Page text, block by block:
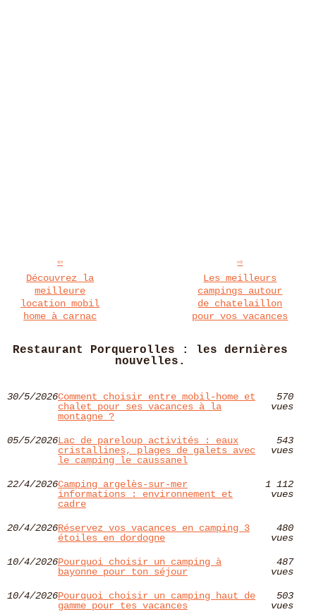
Découvrez la
meilleure
location mobil
home à carnac
Les meilleurs
campings autour
de chatelaillon
pour vos vacances
Restaurant Porquerolles : les dernières
nouvelles.
30/5/2026Comment choisir entre mobil-home et
chalet pour ses vacances à la
montagne ?
570
vues
05/5/2026Lac de pareloup activités : eaux
cristallines, plages de galets avec
le camping le caussanel
543
vues
22/4/2026Camping argelès-sur-mer
informations : environnement et
cadre
1 112
vues
20/4/2026Réservez vos vacances en camping 3
étoiles en dordogne
480
vues
10/4/2026Pourquoi choisir un camping à
bayonne pour ton séjour
487
vues
10/4/2026Pourquoi choisir un camping haut de
gamme pour tes vacances
503
vues